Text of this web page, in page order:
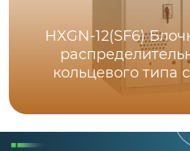
HXGN-12(SF6)
кольцевого типа